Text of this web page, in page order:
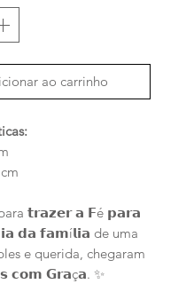
ao carrinho
𝘁𝗿𝗮𝘇𝗲𝗿 𝗮 𝗙é 𝗽𝗮𝗿𝗮
𝗱𝗮 𝗳𝗮𝗺í𝗹𝗶𝗮 de uma
e querida, chegaram
𝗰𝗼𝗺 𝗚𝗿𝗮ç𝗮. ✨